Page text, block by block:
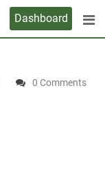
Dashboard
0 Comments